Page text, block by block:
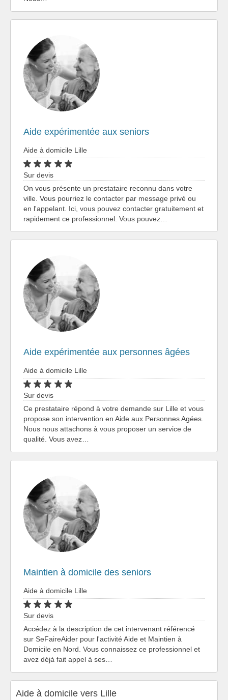
Aide expérimentée aux seniors
Aide à domicile Lille
Sur devis
On vous présente un prestataire reconnu dans votre
ville. Vous pourriez le contacter par message privé ou
en l'appelant. Ici, vous pouvez contacter gratuitement et
rapidement ce professionnel. Vous pouvez…
Aide expérimentée aux personnes âgées
Aide à domicile Lille
Sur devis
Ce prestataire répond à votre demande sur Lille et vous
propose son intervention en Aide aux Personnes Agées.
Nous nous attachons à vous proposer un service de
qualité. Vous avez…
Maintien à domicile des seniors
Aide à domicile Lille
Sur devis
Accédez à la description de cet intervenant référencé
sur SeFaireAider pour l'activité Aide et Maintien à
Domicile en Nord. Vous connaissez ce professionnel et
avez déjà fait appel à ses…
Aide à domicile vers Lille